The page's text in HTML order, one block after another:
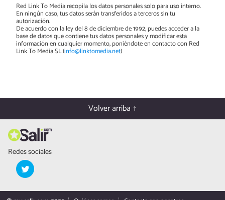
Red Link To Media recopila los datos personales solo para uso interno.
En ningún caso, tus datos serán transferidos a terceros sin tu
autorización.
De acuerdo con la ley del 8 de diciembre de 1992, puedes acceder a la
base de datos que contiene tus datos personales y modificar esta
información en cualquier momento, poniéndote en contacto con Red
Link To Media SL (info@linktomedia.net)
Volver arriba ↑
Redes sociales